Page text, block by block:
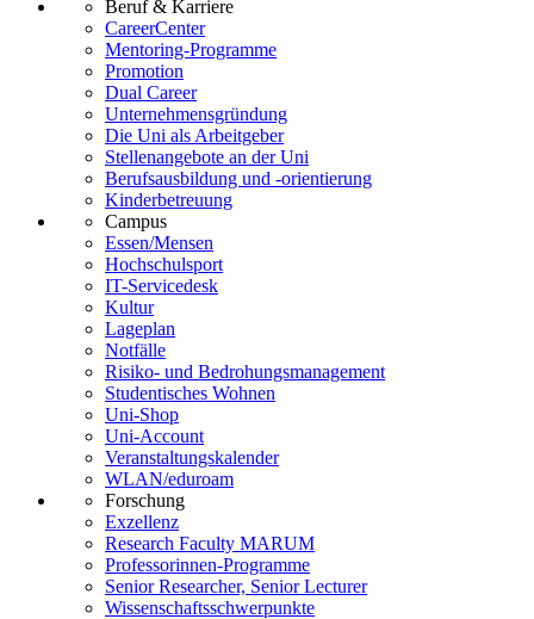
Beruf & Karriere
CareerCenter
Mentoring-Programme
Promotion
Dual Career
Unternehmensgründung
Die Uni als Arbeitgeber
Stellenangebote an der Uni
Berufsausbildung und -orientierung
Kinderbetreuung
Campus
Essen/Mensen
Hochschulsport
IT-Servicedesk
Kultur
Lageplan
Notfälle
Risiko- und Bedrohungsmanagement
Studentisches Wohnen
Uni-Shop
Uni-Account
Veranstaltungskalender
WLAN/eduroam
Forschung
Exzellenz
Research Faculty MARUM
Professorinnen-Programme
Senior Researcher, Senior Lecturer
Wissenschaftsschwerpunkte